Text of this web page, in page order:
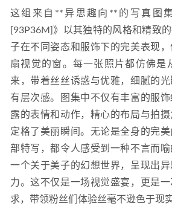
这组来自**异思趣向**的写真图
[93P36M]》以其独特的风格和精致
子在不同姿态和服饰下的完美表现
扇视觉的窗。每一张照片都仿佛是
来，带着丝丝诱惑与优雅，细腻的
有层次感。图集中不仅有丰富的服
露的表情和动作，精心的布局与拍
定格了美丽瞬间。无论是全身的完
部特写，都令人感受到一种不言而
一个关于美子的幻想世界，呈现出
力。这不仅是一场视觉盛宴，更是
求，带领粉丝们体验丝毫不逊色于现